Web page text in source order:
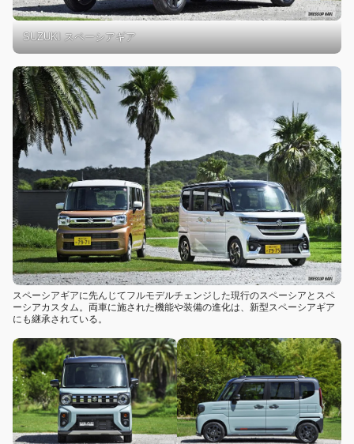
SUZUKI スペーシアギア
スペーシアギアに先んじてフルモデルチェンジした現行のスペーシアとスペ
ーシアカスタム。両車に施された機能や装備の進化は、新型スペーシアギア
にも継承されている。